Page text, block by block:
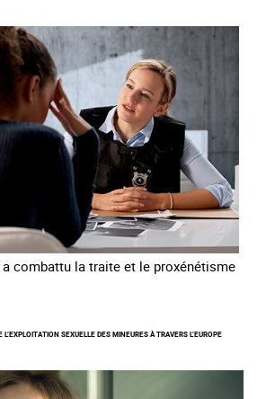
combattu la traite et le proxénétisme
SEXUELLE DES MINEURES À TRAVERS L’EUROPE